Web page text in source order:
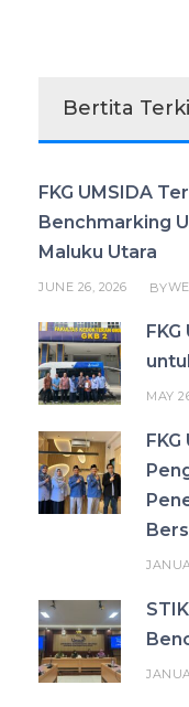
Bertita
FKG UMSIDA
Benchmarking
Maluku Utara
JUNE 26, 2026 BY
MAY